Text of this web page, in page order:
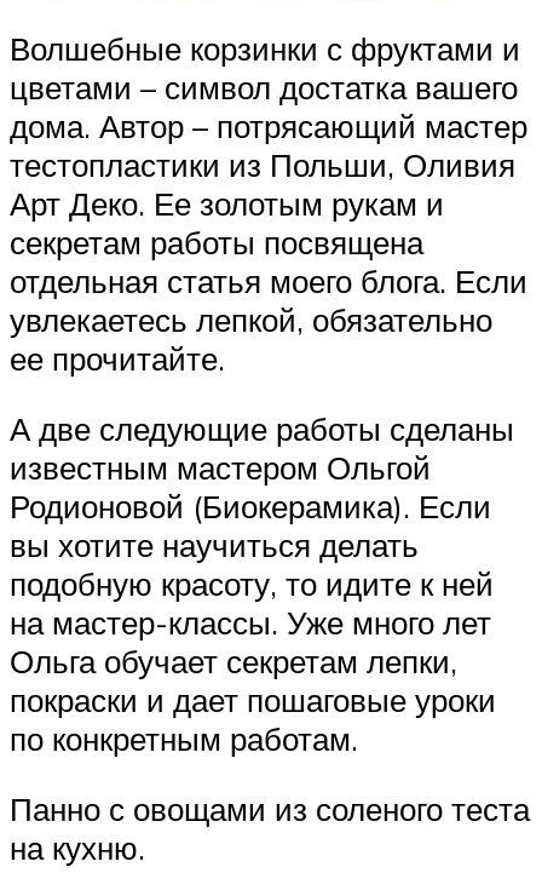
Волшебные корзинки с фруктами и
цветами – символ достатка вашего
дома. Автор – потрясающий мастер
тестопластики из Польши, Оливия
Арт Деко. Ее золотым рукам и
секретам работы посвящена
отдельная статья моего блога. Если
увлекаетесь лепкой, обязательно
ее прочитайте.
А две следующие работы сделаны
известным мастером Ольгой
Родионовой (Биокерамика). Если
вы хотите научиться делать
подобную красоту, то идите к ней
на мастер-классы. Уже много лет
Ольга обучает секретам лепки,
покраски и дает пошаговые уроки
по конкретным работам.
Панно с овощами из соленого теста
на кухню.